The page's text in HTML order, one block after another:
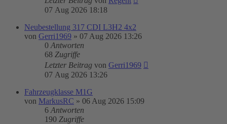
07 Aug 2026 18:18
Neubestellung 317 CDI L3H2 4x2
von Gerri1969 » 07 Aug 2026 13:26
0 Antworten
68 Zugriffe
Letzter Beitrag von Gerri1969
07 Aug 2026 13:26
Fahrzeugklasse M1G
von MarkusRC » 06 Aug 2026 15:09
6 Antworten
190 Zugriffe